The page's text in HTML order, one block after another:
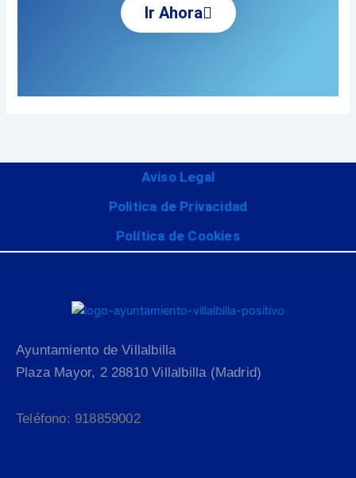
Ir Ahora
Aviso Legal
Politica de Privacidad
Política de Cookies
Ayuntamiento de Villalbilla
Plaza Mayor, 2 28810 Villalbilla (Madrid)
Teléfono: 918859002